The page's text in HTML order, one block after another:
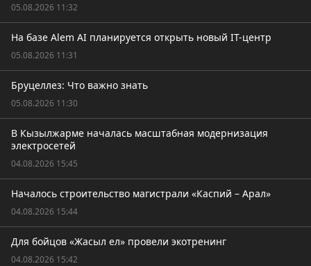
05.08.2026 11:32
На базе Alem AI планируется открыть новый IT-центр
05.08.2026 11:31
Бруцеллез: Что важно знать
05.08.2026 11:30
В Кызылжарме началась масштабная модернизация
электросетей
04.08.2026 15:45
Началось строительство магистрали «Каспий – Арал»
04.08.2026 15:44
Для бойцов «Жасыл ел» провели экотренинг
04.08.2026 15:42